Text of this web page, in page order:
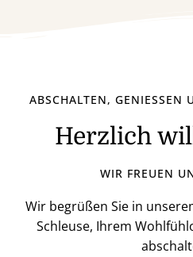
ABSCHALTEN, GENIESSEN
Herzlich
WIR FREUEN
Wir begrüßen Sie in
Schleuse, Ihrem